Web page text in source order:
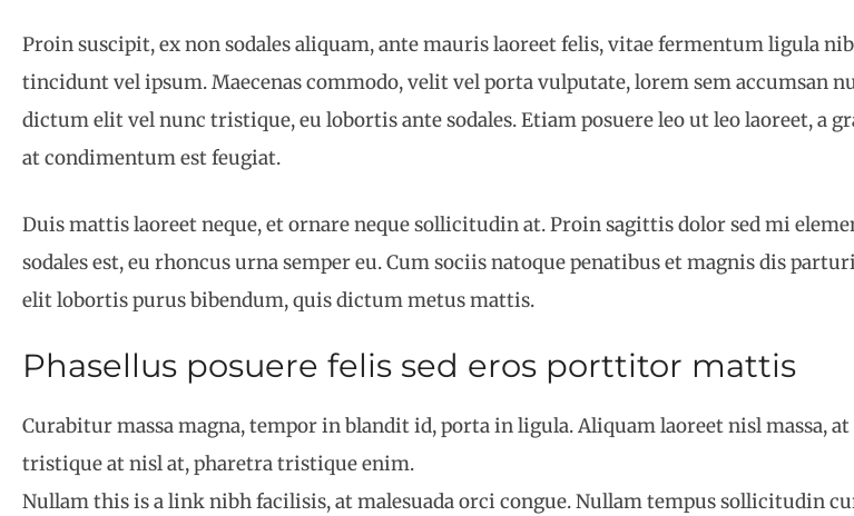
Proin suscipit, ex non sodales aliquam, ante mauris laoreet felis, vitae fermentum ligula
tincidunt vel ipsum. Maecenas commodo, velit vel porta vulputate, lorem sem accumsan
dictum elit vel nunc tristique, eu lobortis ante sodales. Etiam posuere leo ut leo laoreet, a
at condimentum est feugiat.
Duis mattis laoreet neque, et ornare neque sollicitudin at. Proin sagittis dolor sed mi
sodales est, eu rhoncus urna semper eu. Cum sociis natoque penatibus et magnis dis
elit lobortis purus bibendum, quis dictum metus mattis.
Phasellus posuere felis sed eros porttitor mattis
Curabitur massa magna, tempor in blandit id, porta in ligula. Aliquam laoreet nisl massa,
tristique at nisl at, pharetra tristique enim.
Nullam this is a link nibh facilisis, at malesuada orci congue. Nullam tempus sollicitudin